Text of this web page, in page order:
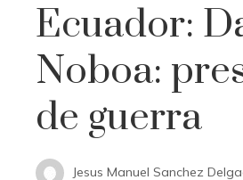
Ecuador:
Noboa:
de guerra
Jesus Manuel Sanchez